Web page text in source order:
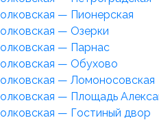
— Пионерская
— Озерки
— Парнас
— Обухово
— Ломоносовская
— Площадь
— Гостиный двор